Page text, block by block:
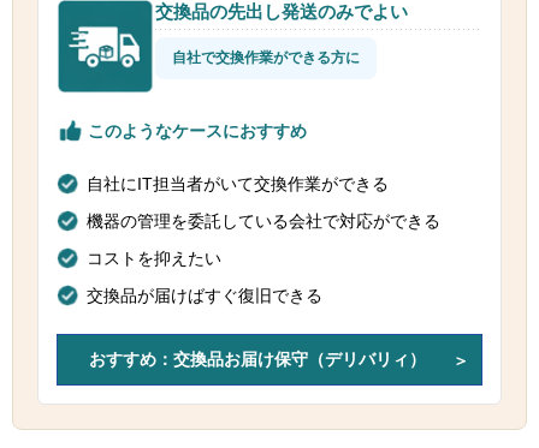
交換品の先出し発送のみでよい
自社で交換作業ができる方に
このようなケースにおすすめ
自社にIT担当者がいて交換作業ができる
機器の管理を委託している会社で対応ができる
コストを抑えたい
交換品が届けばすぐ復旧できる
おすすめ：交換品お届け保守（デリバリィ）